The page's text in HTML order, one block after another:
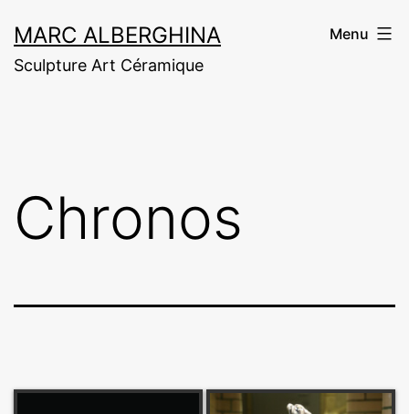
au
contenu
MARC ALBERGHINA
Sculpture Art Céramique
Menu
Chronos